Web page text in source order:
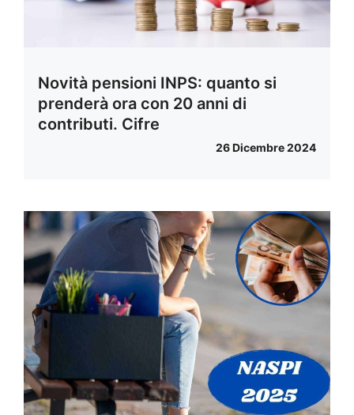
Novità pensioni INPS: quanto si
prenderà ora con 20 anni di
contributi. Cifre
26 Dicembre 2024